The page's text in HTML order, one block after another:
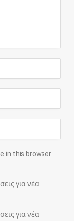
in this browser
για νέα
για νέα